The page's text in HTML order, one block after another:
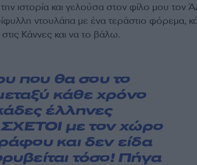
ιστορία και γελούσα στον φίλο μου τον
ντουλάπα με ένα τεράστιο φόρεμα,
Κάννες και να το βάλω.
που θα σου το
κάθε χρόνο
έλληνες
με τον χώρο
και δεν είδα
τόσο! Πήγα